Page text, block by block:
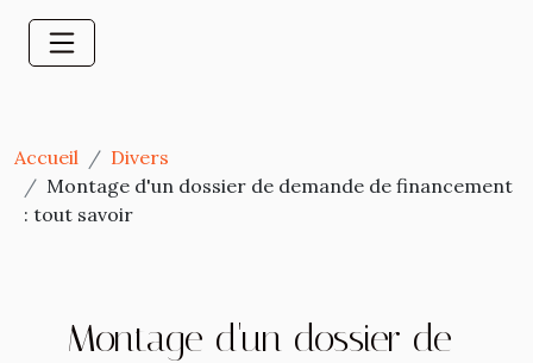
Accueil
Divers
Montage d'un dossier de demande de financement
: tout savoir
Montage d'un dossier de